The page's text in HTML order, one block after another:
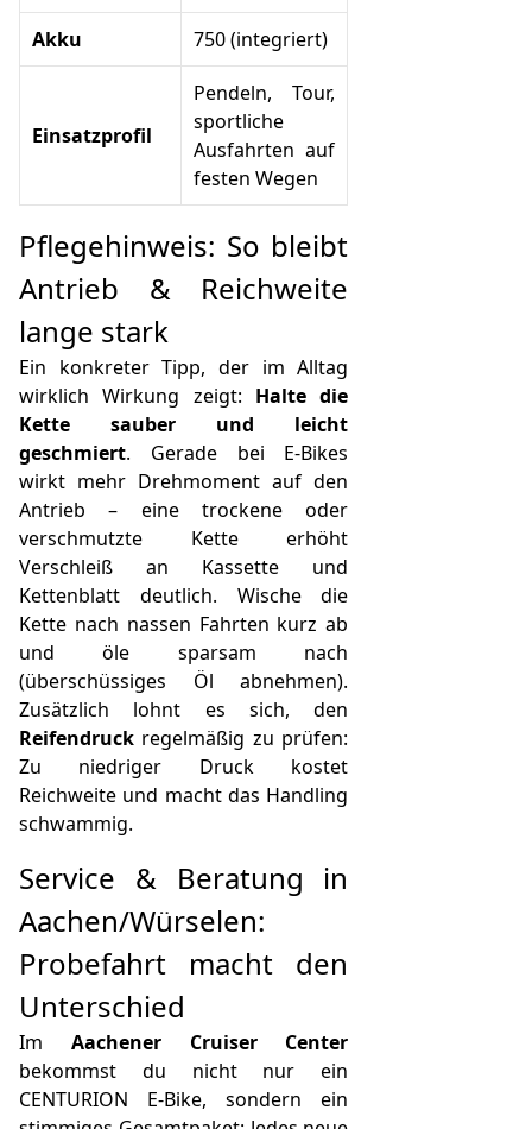
Akku 750 (integriert)
Einsatzprofil
Pendeln, Tour,
sportliche
Ausfahrten auf
festen Wegen
Pflegehinweis: So bleibt
Antrieb & Reichweite
lange stark
Ein konkreter Tipp, der im Alltag
wirklich Wirkung zeigt: Halte die
Kette sauber und leicht
geschmiert. Gerade bei E-Bikes
wirkt mehr Drehmoment auf den
Antrieb – eine trockene oder
verschmutzte Kette erhöht
Verschleiß an Kassette und
Kettenblatt deutlich. Wische die
Kette nach nassen Fahrten kurz ab
und öle sparsam nach
(überschüssiges Öl abnehmen).
Zusätzlich lohnt es sich, den
Reifendruck regelmäßig zu prüfen:
Zu niedriger Druck kostet
Reichweite und macht das Handling
schwammig.
Service & Beratung in
Aachen/Würselen:
Probefahrt macht den
Unterschied
Im Aachener Cruiser Center
bekommst du nicht nur ein
CENTURION E-Bike, sondern ein